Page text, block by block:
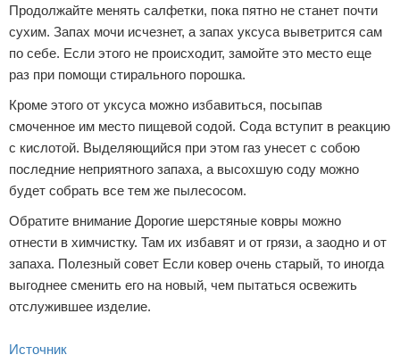
Продолжайте менять салфетки, пока пятно не станет почти
сухим. Запах мочи исчезнет, а запах уксуса выветрится сам
по себе. Если этого не происходит, замойте это место еще
раз при помощи стирального порошка.
Кроме этого от уксуса можно избавиться, посыпав
смоченное им место пищевой содой. Сода вступит в реакцию
с кислотой. Выделяющийся при этом газ унесет с собою
последние неприятного запаха, а высохшую соду можно
будет собрать все тем же пылесосом.
Обратите внимание Дорогие шерстяные ковры можно
отнести в химчистку. Там их избавят и от грязи, а заодно и от
запаха. Полезный совет Если ковер очень старый, то иногда
выгоднее сменить его на новый, чем пытаться освежить
отслужившее изделие.
Источник